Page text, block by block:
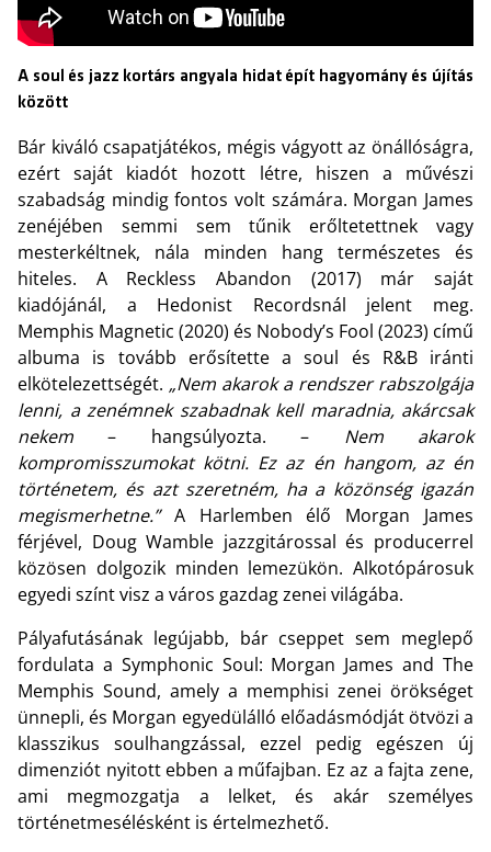
A soul és jazz kortárs angyala hidat épít hagyomány és újítás
között
Bár kiváló csapatjátékos, mégis vágyott az önállóságra,
ezért saját kiadót hozott létre, hiszen a művészi
szabadság mindig fontos volt számára. Morgan James
zenéjében semmi sem tűnik erőltetettnek vagy
mesterkéltnek, nála minden hang természetes és
hiteles. A Reckless Abandon (2017) már saját
kiadójánál, a Hedonist Recordsnál jelent meg.
Memphis Magnetic (2020) és Nobody’s Fool (2023) című
albuma is tovább erősítette a soul és R&B iránti
elkötelezettségét. „Nem akarok a rendszer rabszolgája
lenni, a zenémnek szabadnak kell maradnia, akárcsak
nekem– hangsúlyozta. – Nem akarok
kompromisszumokat kötni. Ez az én hangom, az én
történetem, és azt szeretném, ha a közönség igazán
megismerhetne.” A Harlemben élő Morgan James
férjével, Doug Wamble jazzgitárossal és producerrel
közösen dolgozik minden lemezükön. Alkotópárosuk
egyedi színt visz a város gazdag zenei világába.
Pályafutásának legújabb, bár cseppet sem meglepő
fordulata a Symphonic Soul: Morgan James and The
Memphis Sound, amely a memphisi zenei örökséget
ünnepli, és Morgan egyedülálló előadásmódját ötvözi a
klasszikus soulhangzással, ezzel pedig egészen új
dimenziót nyitott ebben a műfajban. Ez az a fajta zene,
ami megmozgatja a lelket, és akár személyes
történetmesélésként is értelmezhető.